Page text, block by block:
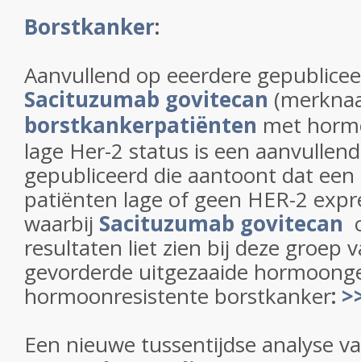
Borstkanker:
Aanvullend op eeerdere
Sacituzumab govitecan
borstkankerpatiënten met
lage Her-2 status is een
gepubliceerd die aantoont dat
patiënten lage of geen HER-2
waarbij Sacituzumab govitecan
resultaten liet zien bij deze groep
gevorderde uitgezaaide
hormoonresistente borstkanker:
Een nieuwe tussentijdse analyse